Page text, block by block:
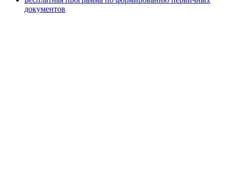
документов